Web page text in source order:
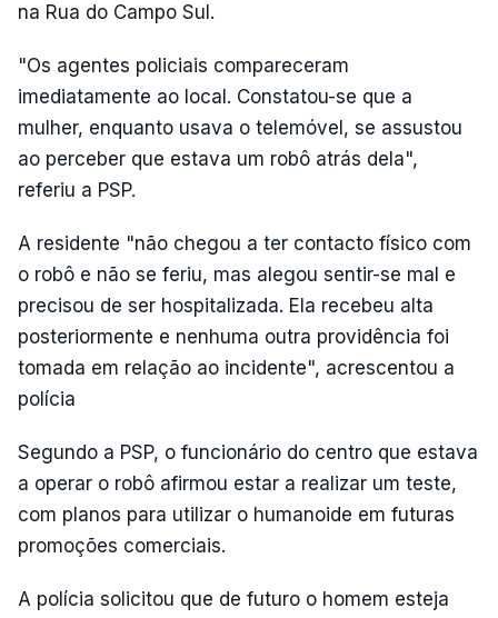
na Rua do Campo Sul.
"Os agentes policiais compareceram
imediatamente ao local. Constatou-se que a
mulher, enquanto usava o telemóvel, se assustou
ao perceber que estava um robô atrás dela",
referiu a PSP.
A residente "não chegou a ter contacto físico com
o robô e não se feriu, mas alegou sentir-se mal e
precisou de ser hospitalizada. Ela recebeu alta
posteriormente e nenhuma outra providência foi
tomada em relação ao incidente", acrescentou a
polícia
Segundo a PSP, o funcionário do centro que estava
a operar o robô afirmou estar a realizar um teste,
com planos para utilizar o humanoide em futuras
promoções comerciais.
A polícia solicitou que de futuro o homem esteja